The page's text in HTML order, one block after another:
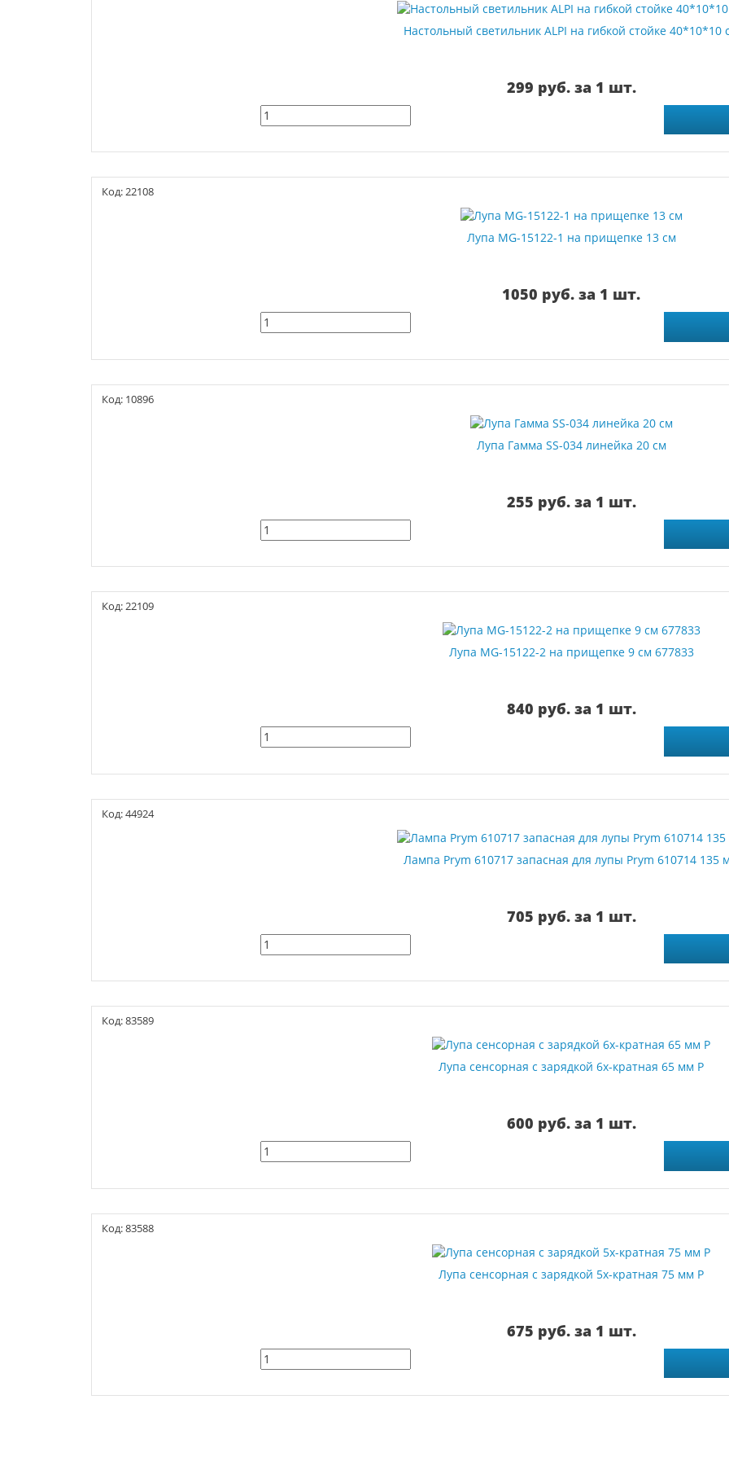
Настольный светильник ALPI на гибкой стойке 40*10*10
299 руб. за 1 шт.
Код: 22108
Лупа MG-15122-1 на прищепке 13 см
1050 руб. за 1 шт.
Код: 10896
Лупа Гамма SS-034 линейка 20 см
255 руб. за 1 шт.
Код: 22109
Лупа MG-15122-2 на прищепке 9 см 677833
840 руб. за 1 шт.
Код: 44924
Лампа Prym 610717 запасная для лупы Prym 610714 135
705 руб. за 1 шт.
Код: 83589
Лупа сенсорная с зарядкой 6х-кратная 65 мм Р
600 руб. за 1 шт.
Код: 83588
Лупа сенсорная с зарядкой 5х-кратная 75 мм Р
675 руб. за 1 шт.